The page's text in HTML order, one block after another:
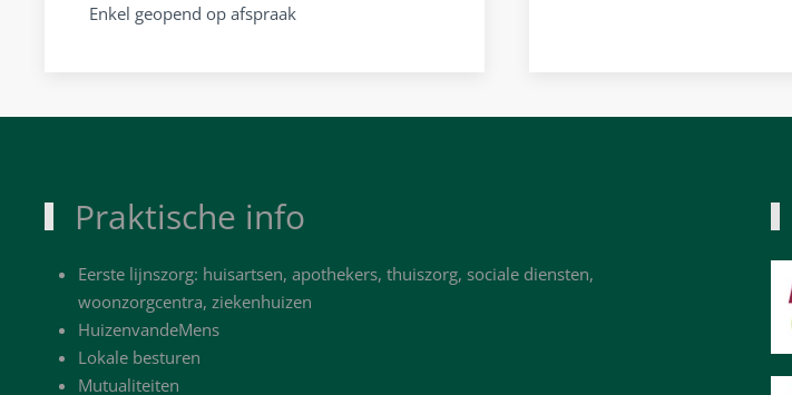
Enkel geopend op afspraak
Praktische info
Eerste lijnszorg: huisartsen, apothekers, thuiszorg, sociale diensten,
woonzorgcentra, ziekenhuizen
HuizenvandeMens
Lokale besturen
Mutualiteiten